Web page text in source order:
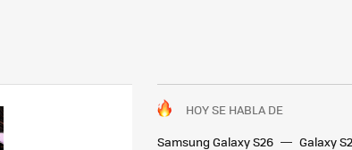
HOY SE HABLA DE
Samsung Galaxy S26
Galaxy